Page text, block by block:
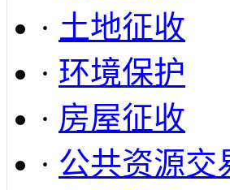
· 土地征收
· 环境保护
· 房屋征收
· 公共资源交